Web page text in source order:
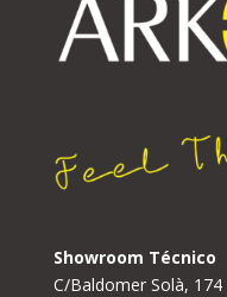
Showroom Técnico
C/Baldomer Solà,